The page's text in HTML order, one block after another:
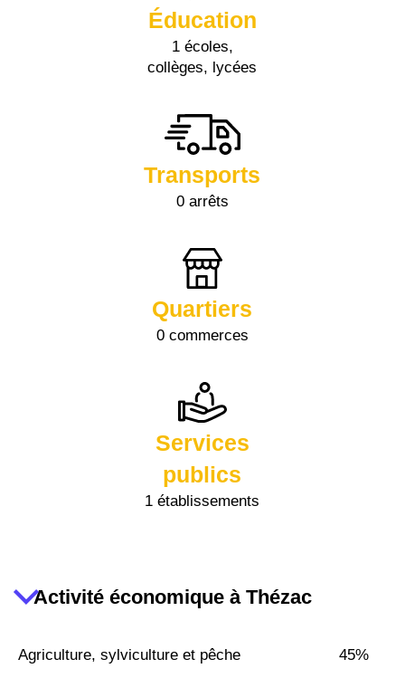
Éducation
1 écoles,
collèges, lycées
Transports
0 arrêts
Quartiers
0 commerces
Services
publics
1 établissements
Activité économique à Thézac
Agriculture, sylviculture et pêche 45%